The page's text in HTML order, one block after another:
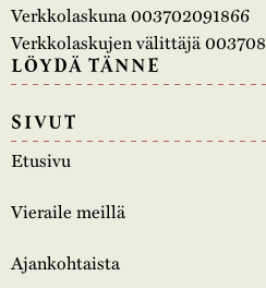
Verkkolaskuna 003702091866
Verkkolaskujen välittäjä
LÖYDÄ TÄNNE
SIVUT
Etusivu
Vieraile meillä
Ajankohtaista